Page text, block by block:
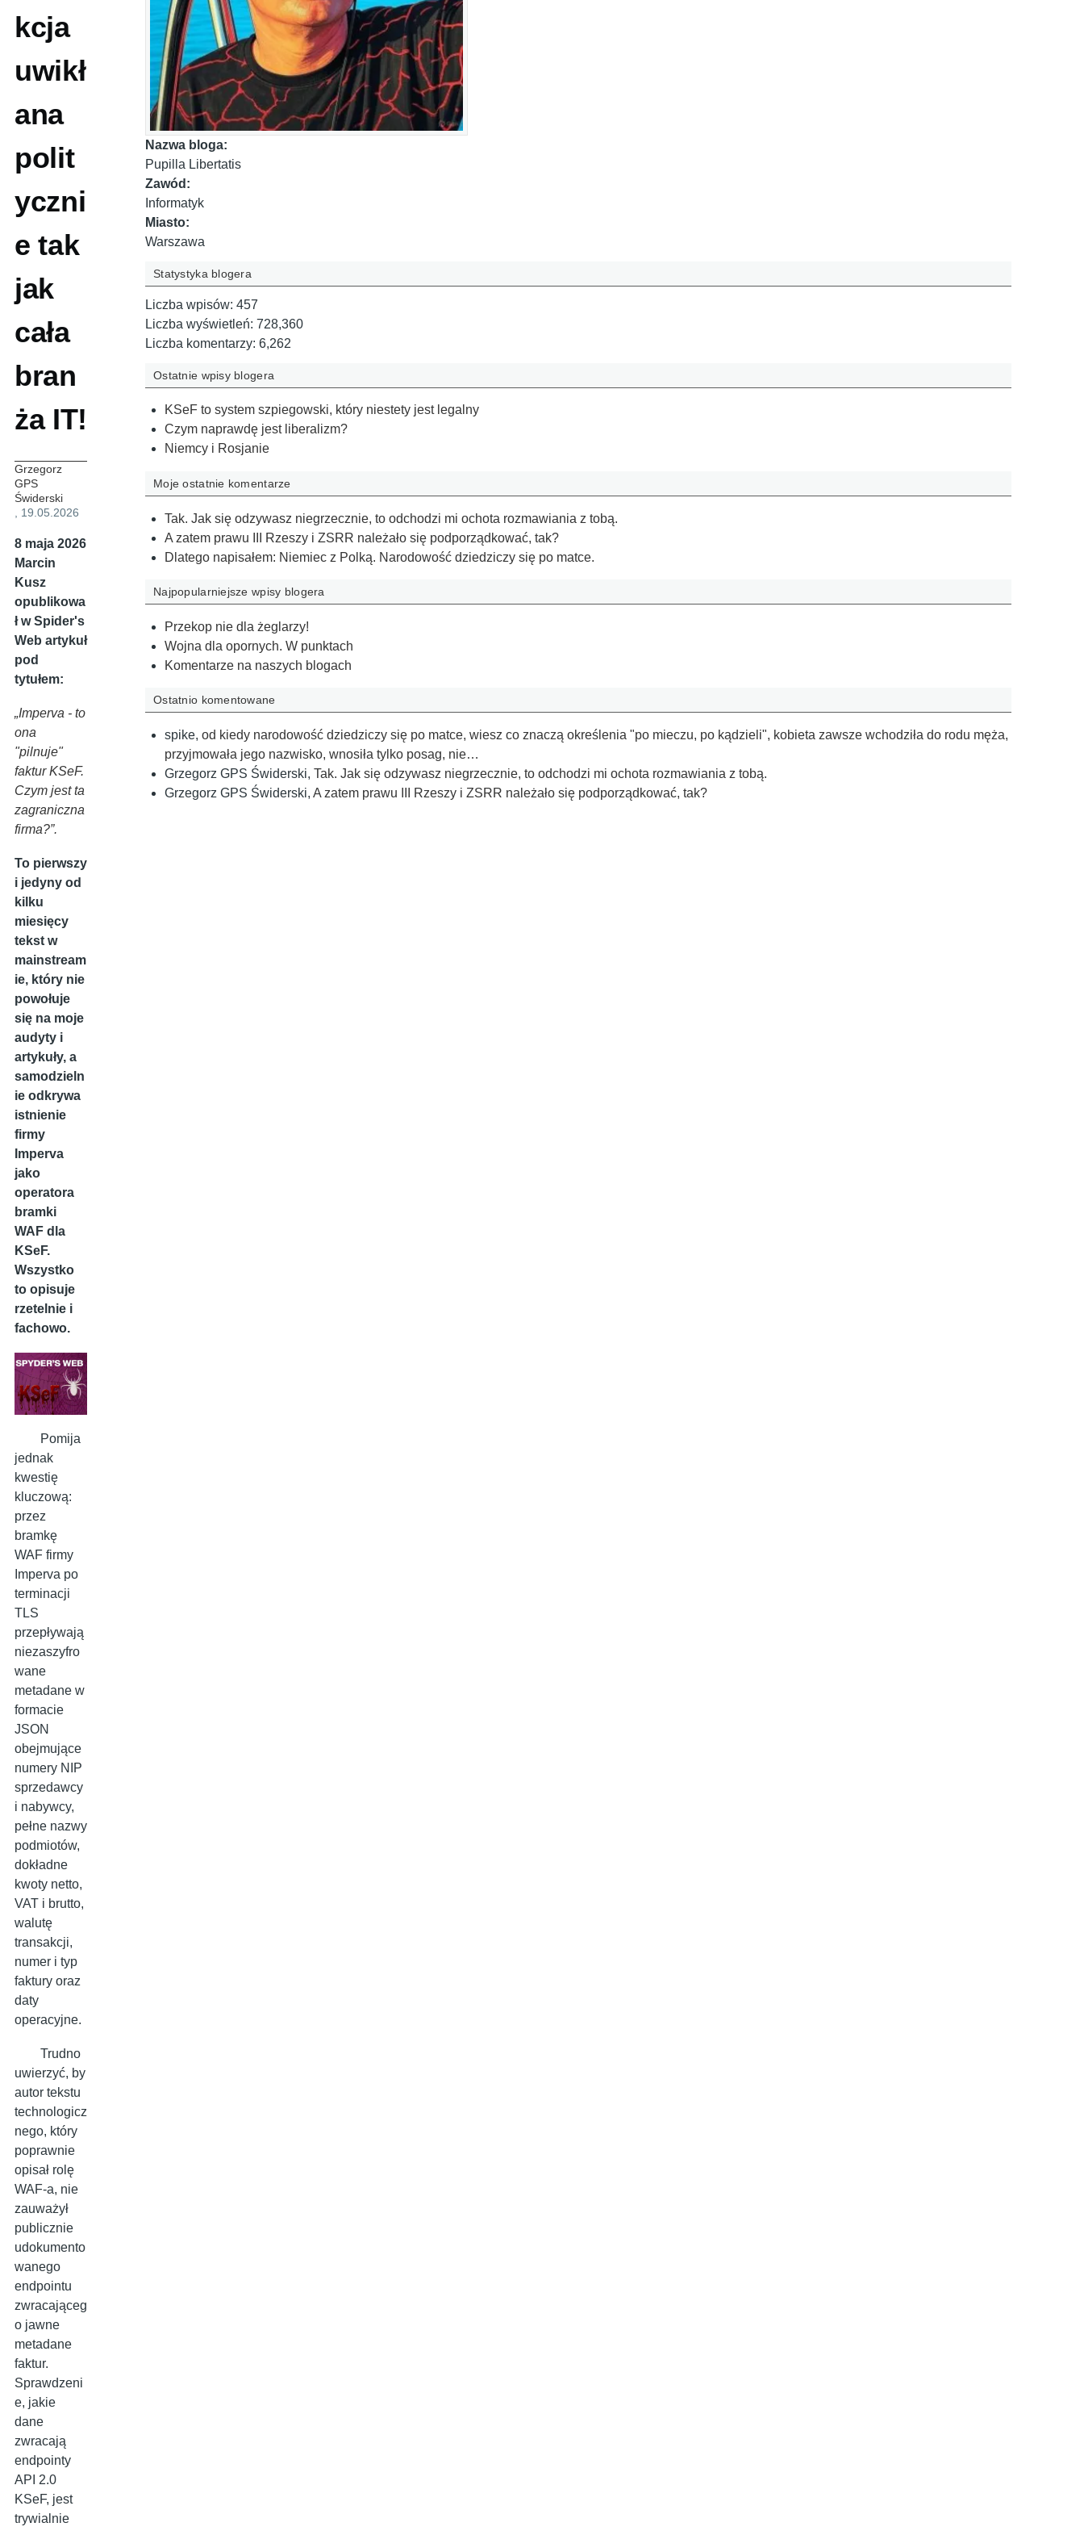
kcja
uwikł
ana
polit
yczni
e tak
jak
cała
bran
ża IT!
Grzegorz
GPS
Świderski
, 19.05.2026
8 maja 2026
Marcin
Kusz
opublikowa
ł w Spider's
Web artykuł
pod
tytułem:
„Imperva - to
ona
"pilnuje"
faktur KSeF.
Czym jest ta
zagraniczna
firma?”.
To pierwszy
i jedyny od
kilku
miesięcy
tekst w
mainstream
ie, który nie
powołuje
się na moje
audyty i
artykuły, a
samodzieln
ie odkrywa
istnienie
firmy
Imperva
jako
operatora
bramki
WAF dla
KSeF.
Wszystko
to opisuje
rzetelnie i
fachowo.
Pomija
jednak
kwestię
kluczową:
przez
bramkę
WAF firmy
Imperva po
terminacji
TLS
przepływają
niezaszyfro
wane
metadane w
formacie
JSON
obejmujące
numery NIP
sprzedawcy
i nabywcy,
pełne nazwy
podmiotów,
dokładne
kwoty netto,
VAT i brutto,
walutę
transakcji,
numer i typ
faktury oraz
daty
operacyjne.
Trudno
uwierzyć, by
autor tekstu
technologicz
nego, który
poprawnie
opisał rolę
WAF-a, nie
zauważył
publicznie
udokumento
wanego
endpointu
zwracająceg
o jawne
metadane
faktur.
Sprawdzeni
e, jakie
dane
zwracają
endpointy
API 2.0
KSeF, jest
trywialnie
Nazwa bloga:
Pupilla Libertatis
Zawód:
Informatyk
Miasto:
Warszawa
Statystyka blogera
Liczba wpisów: 457
Liczba wyświetleń: 728,360
Liczba komentarzy: 6,262
Ostatnie wpisy blogera
KSeF to system szpiegowski, który niestety jest legalny
Czym naprawdę jest liberalizm?
Niemcy i Rosjanie
Moje ostatnie komentarze
Tak. Jak się odzywasz niegrzecznie, to odchodzi mi ochota rozmawiania z tobą.
A zatem prawu III Rzeszy i ZSRR należało się podporządkować, tak?
Dlatego napisałem: Niemiec z Polką. Narodowość dziedziczy się po matce.
Najpopularniejsze wpisy blogera
Przekop nie dla żeglarzy!
Wojna dla opornych. W punktach
Komentarze na naszych blogach
Ostatnio komentowane
spike, od kiedy narodowość dziedziczy się po matce, wiesz co znaczą określenia "po mieczu, po kądzieli", kobieta zawsze wchodziła do rodu męża,
przyjmowała jego nazwisko, wnosiła tylko posag, nie…
Grzegorz GPS Świderski, Tak. Jak się odzywasz niegrzecznie, to odchodzi mi ochota rozmawiania z tobą.
Grzegorz GPS Świderski, A zatem prawu III Rzeszy i ZSRR należało się podporządkować, tak?